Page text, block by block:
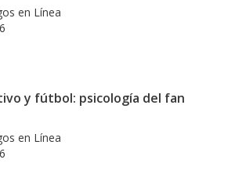
en Línea
y fútbol: psicología del fan
en Línea